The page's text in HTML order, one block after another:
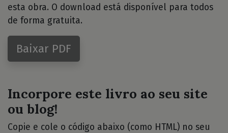
esta obra. O download está disponível para todos
de forma gratuita.
Baixar PDF
Incorpore este livro ao seu site
ou blog!
Copie e cole o código abaixo (como HTML) no seu